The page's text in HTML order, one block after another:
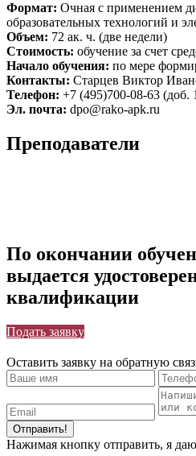
Формат: Очная с применением
образовательных технологий и
Объем: 72 ак. ч. (две недели)
Стоимость: обучение за счет
Начало обучения: по мере
Контакты: Старцев Виктор
Телефон: +7 (495)700-08-63 (доб.
Эл. почта: dpo@rako-apk.ru
Преподаватели
По окончании
выдается
квалификации
Подать заявку
Оставить заявку на обратную
Нажимая кнопку отправить, я даю